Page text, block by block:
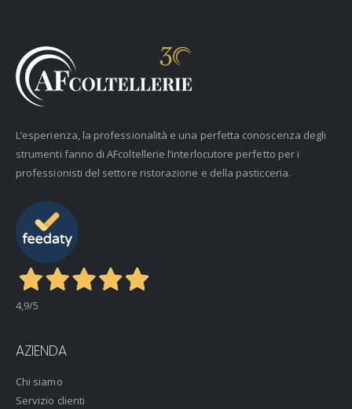
L’esperienza, la professionalità e una perfetta conoscenza degli
strumenti fanno di AFcoltellerie l’interlocutore perfetto per i
professionisti del settore ristorazione e della pasticceria.
4,9/5
AZIENDA
Chi siamo
Servizio clienti